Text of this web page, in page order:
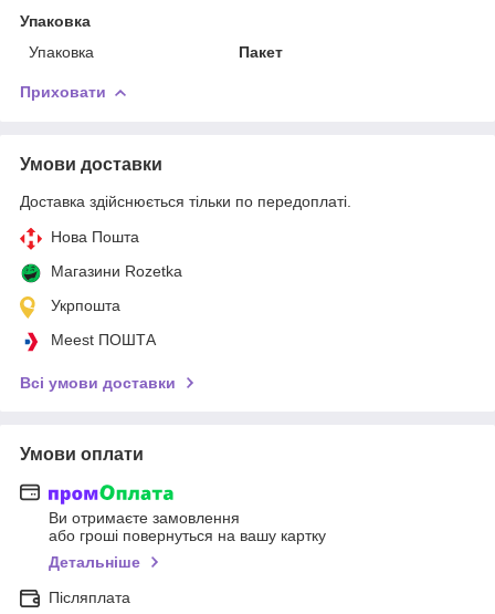
Упаковка
Упаковка
Пакет
Приховати
Умови доставки
Доставка здійснюється тільки по передоплаті.
Нова Пошта
Магазини Rozetka
Укрпошта
Meest ПОШТА
Всі умови доставки
Умови оплати
Ви отримаєте замовлення
або гроші повернуться на вашу картку
Детальніше
Післяплата